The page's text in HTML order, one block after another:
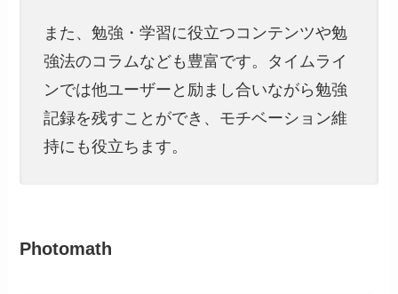
また、勉強・学習に役立つコンテンツや勉
強法のコラムなども豊富です。タイムライ
ンでは他ユーザーと励まし合いながら勉強
記録を残すことができ、モチベーション維
持にも役立ちます。
Photomath